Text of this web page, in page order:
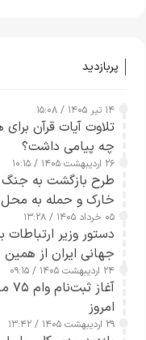
پربازدید
۱۴ تیر ۱۴۰۵ / ۱۵:۰۸
تلاوت آیات قرآن
چه پیامی داشت؟
۲۶ اردیبهشت ۱۴۰۵ / ۱۰:۱۵
طرح‌ بازگشت به جنگ
خارک و حمله به
۰۵ خرداد ۱۴۰۵ / ۱۳:۲۸
دستور وزیر
جهانی ایران از
تا ۲۴ ساعت آینده
۲۴ اردیبهشت ۱۴۰۵ / ۰۹:۱۵
امروز
۲۹ اردیبهشت ۱۴۰۵ / ۱۳:۴۲